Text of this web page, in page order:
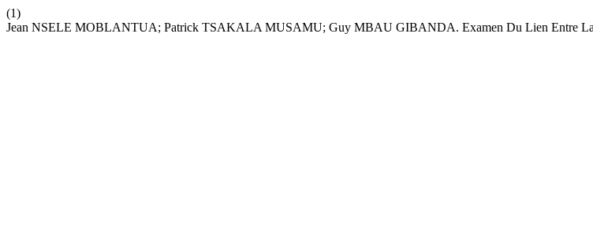
(1)
Jean NSELE MOBLANTUA; Patrick TSAKALA MUSAMU; Guy MBAU GIBANDA. Examen Du Lien Entre La